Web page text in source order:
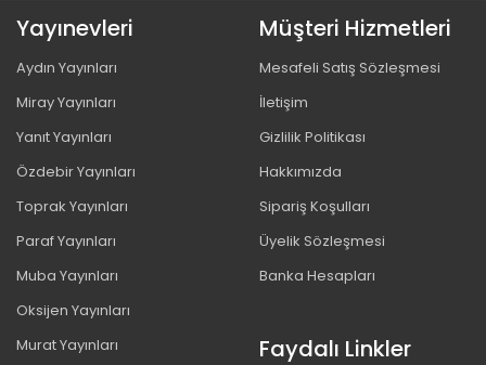
Yayınevleri
Aydın Yayınları
Miray Yayınları
Yanıt Yayınları
Özdebir Yayınları
Toprak Yayınları
Paraf Yayınları
Muba Yayınları
Oksijen Yayınları
Murat Yayınları
Müşteri Hizmetleri
Mesafeli Satış Sözleşmesi
İletişim
Gizlilik Politikası
Hakkımızda
Sipariş Koşulları
Üyelik Sözleşmesi
Banka Hesapları
Faydalı Linkler